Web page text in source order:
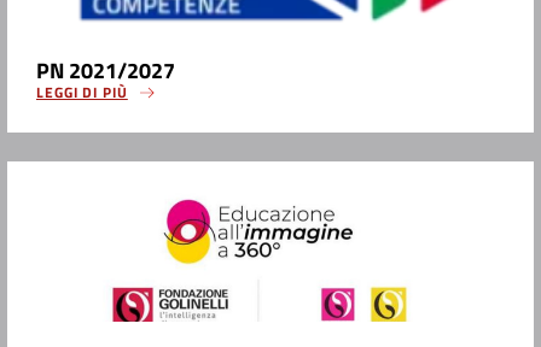
PN 2021/2027
LEGGI DI PIÙ